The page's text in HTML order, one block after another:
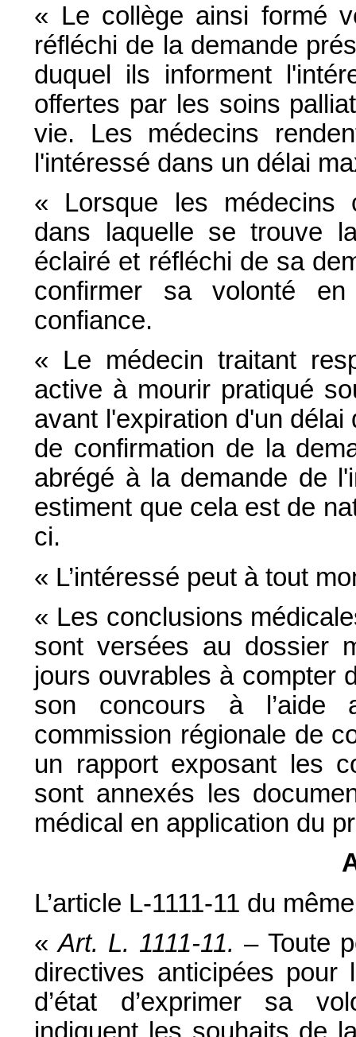
« Le collège ainsi formé
réfléchi de la demande
duquel ils informent
offertes par les soins
vie. Les médecins
l'intéressé dans un délai
« Lorsque les médecins
dans laquelle se trouve
éclairé et réfléchi de sa
confirmer sa volonté
confiance.
« Le médecin traitant
active à mourir pratiqué
avant l'expiration d'un
de confirmation de la
abrégé à la demande de
estiment que cela est de
ci.
« L’intéressé peut à tout
« Les conclusions
sont versées au dossier
jours ouvrables à compter
son concours à
commission régionale de
un rapport exposant les
sont annexés les
médical en application du
L’article L-1111-11 du
«Art. L. 1111-11. – Toute
directives anticipées
d’état d’exprimer sa